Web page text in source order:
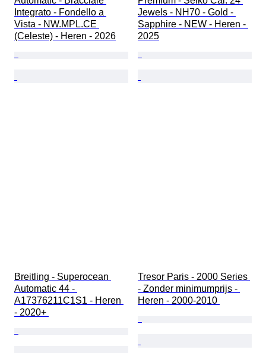
Integrato - Fondello a
Vista - NW.MPL.CE
(Celeste) - Heren - 2026
Jewels - NH70 - Gold -
Sapphire - NEW - Heren -
2025
Breitling - Superocean
Automatic 44 -
A17376211C1S1 - Heren
- 2020+
Tresor Paris - 2000 Series
- Zonder minimumprijs -
Heren - 2000-2010